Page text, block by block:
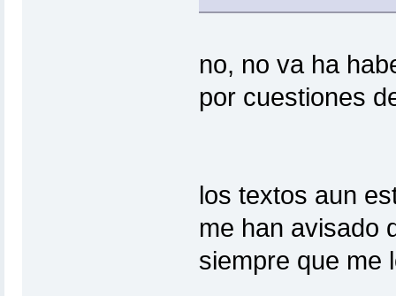
no, no va ha
por cuestiones
los textos aun
me han avisado
siempre que me